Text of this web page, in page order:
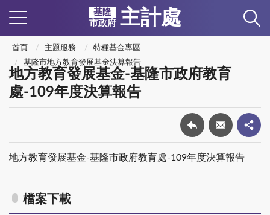
基隆
市政府 主計處
首頁 主題服務
特種基金專區
基隆市地方教育發展基金決算報告
地方教育發展基金-基隆市政府教育
處-109年度決算報告
地方教育發展基金-基隆市政府教育處-109年度決算報告
檔案下載